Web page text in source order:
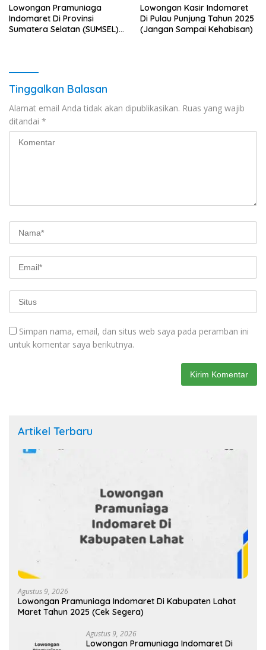
Lowongan Pramuniaga
Indomaret Di Provinsi
Sumatera Selatan (SUMSEL)
Lowongan Kasir Indomaret
Di Pulau Punjung Tahun 2025
(Jangan Sampai Kehabisan)
Tinggalkan Balasan
Alamat email Anda tidak akan dipublikasikan. Ruas yang wajib
ditandai *
Simpan nama, email, dan situs web saya pada peramban ini
untuk komentar saya berikutnya.
Artikel Terbaru
Agustus 9, 2026
Lowongan Pramuniaga Indomaret Di Kabupaten Lahat
Maret Tahun 2025 (Cek Segera)
Agustus 9, 2026
Lowongan Pramuniaga Indomaret Di